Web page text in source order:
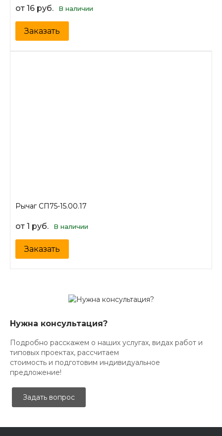
от 16 руб. В наличии
Заказать
Рычаг СП75-15.00.17
от 1 руб. В наличии
Заказать
Нужна консультация?
Подробно расскажем о наших услугах, видах работ и
типовых проектах, рассчитаем
стоимость и подготовим индивидуальное
предложение!
Задать вопрос